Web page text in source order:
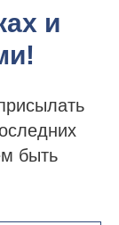
и
быть